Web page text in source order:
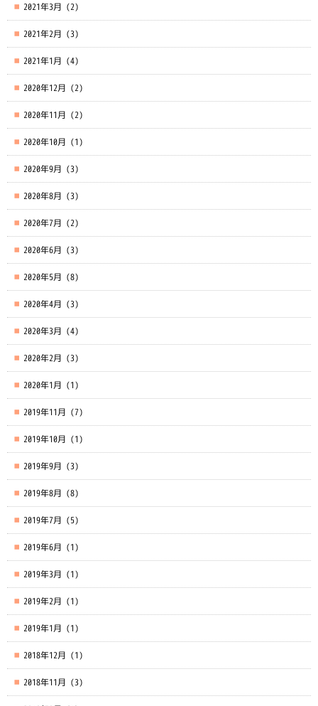
2021年3月 (2)
2021年2月 (3)
2021年1月 (4)
2020年12月 (2)
2020年11月 (2)
2020年10月 (1)
2020年9月 (3)
2020年8月 (3)
2020年7月 (2)
2020年6月 (3)
2020年5月 (8)
2020年4月 (3)
2020年3月 (4)
2020年2月 (3)
2020年1月 (1)
2019年11月 (7)
2019年10月 (1)
2019年9月 (3)
2019年8月 (8)
2019年7月 (5)
2019年6月 (1)
2019年3月 (1)
2019年2月 (1)
2019年1月 (1)
2018年12月 (1)
2018年11月 (3)